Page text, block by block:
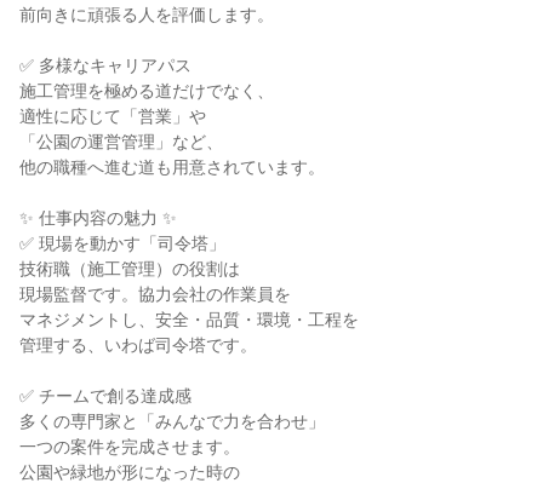
前向きに頑張る人を評価します。
✅ 多様なキャリアパス
施工管理を極める道だけでなく、
適性に応じて「営業」や
「公園の運営管理」など、
他の職種へ進む道も用意されています。
✨ 仕事内容の魅力 ✨
✅ 現場を動かす「司令塔」
技術職（施工管理）の役割は
現場監督です。協力会社の作業員を
マネジメントし、安全・品質・環境・工程を
管理する、いわば司令塔です。
✅ チームで創る達成感
多くの専門家と「みんなで力を合わせ」
一つの案件を完成させます。
公園や緑地が形になった時の